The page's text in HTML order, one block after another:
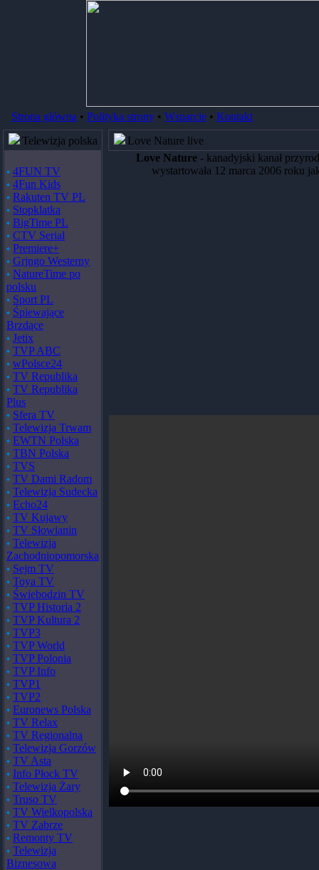
Strona główna • Polityka strony • Wsparcie • Kontakt
Telewizja polska
4FUN TV
4Fun Kids
Rakuten TV PL
Stopklatka
BigTime PL
CTV Serial
Premiere+
Grjngo Westerny
NatureTime po
polsku
Sport PL
Śpiewające
Brzdące
Jetix
TVP ABC
wPolsce24
TV Republika
TV Republika
Plus
Sfera TV
Telewizja Trwam
EWTN Polska
TBN Polska
TVS
TV Dami Radom
Telewizja Sudecka
Echo24
TV Kujawy
TV Słowianin
Telewizja
Zachodniopomorska
Sejm TV
Toya TV
Świebodzin TV
TVP Historia 2
TVP Kultura 2
TVP3
TVP World
TVP Polonia
TVP Info
TVP1
TVP2
Euronews Polska
TV Relax
TV Regionalna
Telewizja Gorzów
TV Asta
Info Płock TV
Telewizja Żary
Truso TV
TV Wielkopolska
TV Zabrze
Remonty TV
Telewizja
Biznesowa
Love Nature live
Love Nature - kanadyjski kanał
wystartowała 12 marca 2006 roku